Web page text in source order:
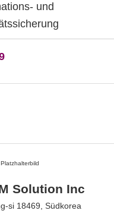
und
Solution Inc
si 18469, Südkorea